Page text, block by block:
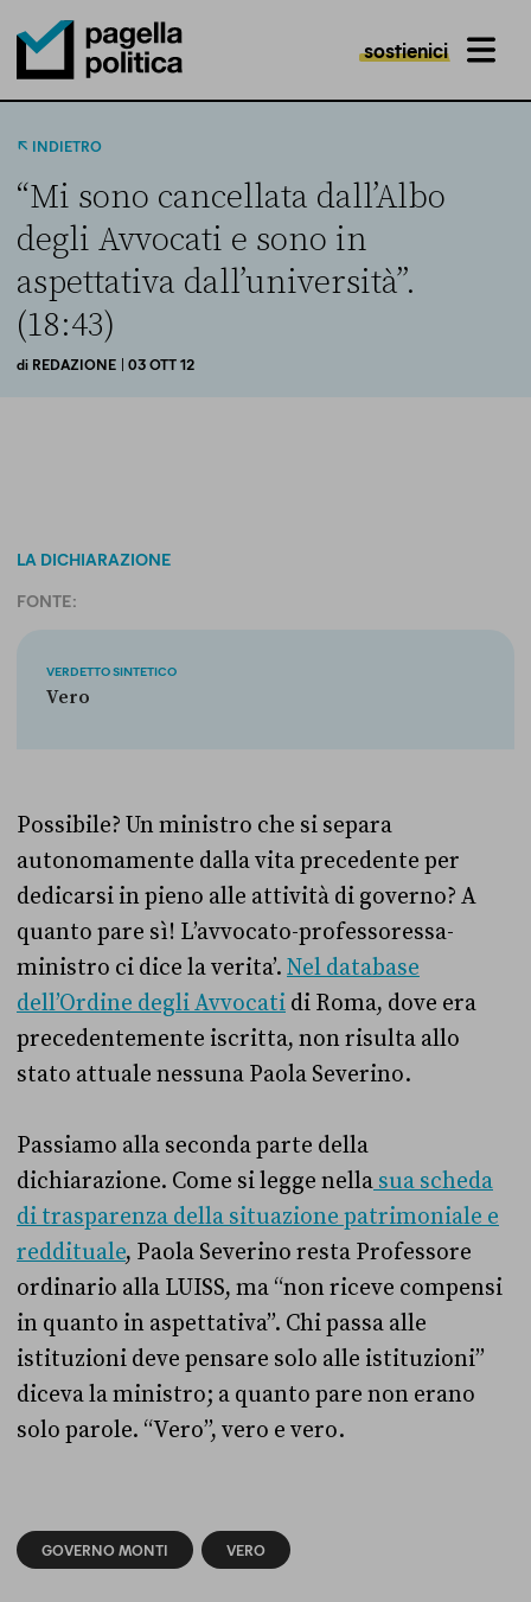
Pagella Politica Logo
sostienici MENU
INDIETRO
“Mi sono cancellata dall’Albo
degli Avvocati e sono in
aspettativa dall’università”.
(18:43)
di REDAZIONE | 03 OTT 12
LA DICHIARAZIONE
FONTE:
VERDETTO SINTETICO
Vero
Possibile? Un ministro che si separa
autonomamente dalla vita precedente per
dedicarsi in pieno alle attività di governo? A
quanto pare sì! L’avvocato-professoressa-
ministro ci dice la verita’. Nel database
dell’Ordine degli Avvocati di Roma, dove era
precedentemente iscritta, non risulta allo
stato attuale nessuna Paola Severino.
Passiamo alla seconda parte della
dichiarazione. Come si legge nella sua scheda
di trasparenza della situazione patrimoniale e
reddituale, Paola Severino resta Professore
ordinario alla LUISS, ma “non riceve compensi
in quanto in aspettativa”. Chi passa alle
istituzioni deve pensare solo alle istituzioni”
diceva la ministro; a quanto pare non erano
solo parole. “Vero”, vero e vero.
GOVERNO MONTI VERO